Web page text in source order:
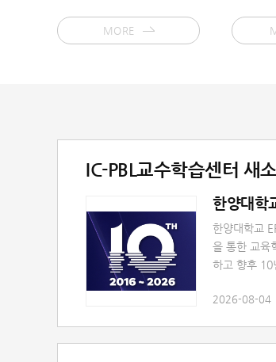
MORE
IC-PBL교수학습센터 새
한양대학
한양대학교
을 통한 교육
하고 향후 10
사명: 2026
2026-08-04